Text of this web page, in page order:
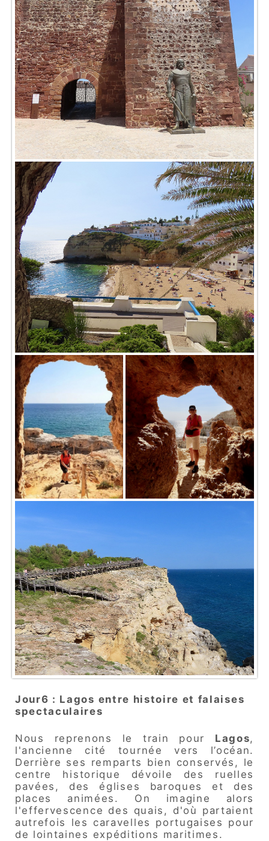
Jour6 : Lagos entre histoire et falaises
spectaculaires
Nous reprenons le train pour Lagos,
l'ancienne cité tournée vers l’océan.
Derrière ses remparts bien conservés, le
centre historique dévoile des ruelles
pavées, des églises baroques et des
places animées. On imagine alors
l'effervescence des quais, d'où partaient
autrefois les caravelles portugaises pour
de lointaines expéditions maritimes.